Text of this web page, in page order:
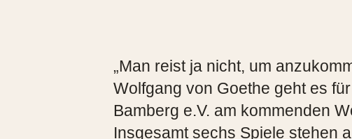
„Man reist ja nicht, um
Wolfgang von Goethe geht es
Bamberg e.V. am kommenden
Insgesamt sechs Spiele stehen